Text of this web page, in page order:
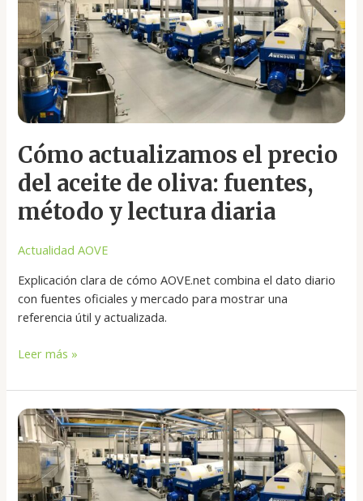
Cómo actualizamos el precio
del aceite de oliva: fuentes,
método y lectura diaria
Actualidad AOVE
Explicación clara de cómo AOVE.net combina el dato diario
con fuentes oficiales y mercado para mostrar una
referencia útil y actualizada.
precio
del
aceite
de
oliva:
fuentes,
método
y
lectura
diaria
Leer más »
El
aceite
oliva
continúa